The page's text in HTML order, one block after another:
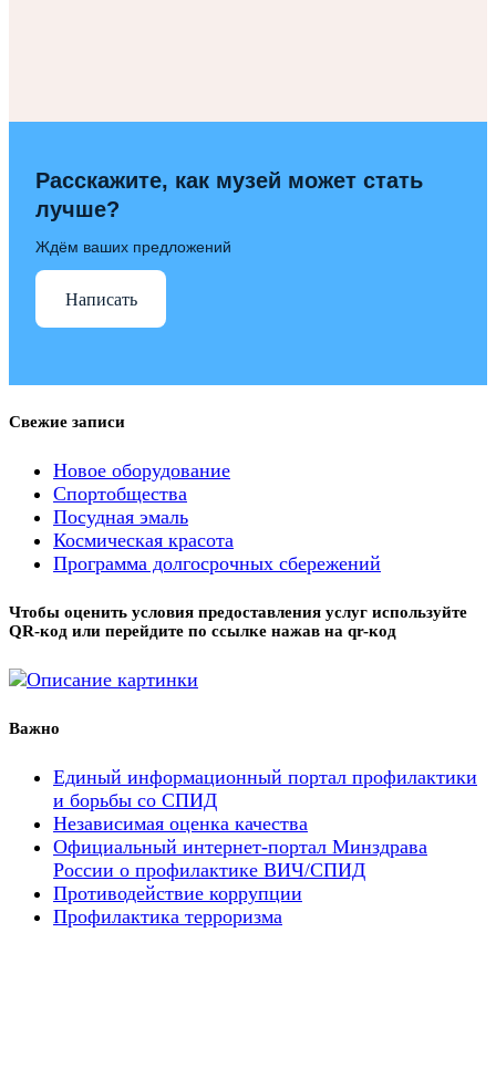
Расскажите, как музей может стать
лучше?
Ждём ваших предложений
Написать
Свежие записи
Новое оборудование
Спортобщества
Посудная эмаль
Космическая красота
Программа долгосрочных сбережений
Чтобы оценить условия предоставления услуг используйте
QR-код или перейдите по ссылке нажав на qr-код
Важно
Единый информационный портал профилактики
и борьбы со СПИД
Независимая оценка качества
Официальный интернет-портал Минздрава
России о профилактике ВИЧ/СПИД
Противодействие коррупции
Профилактика терроризма